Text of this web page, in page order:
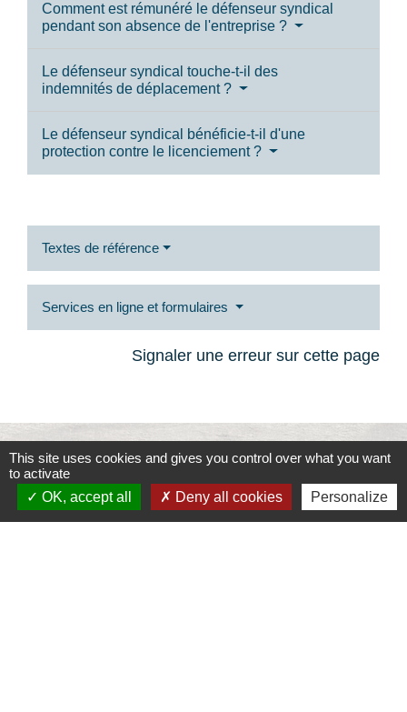
Comment est rémunéré le défenseur syndical
pendant son absence de l'entreprise ?
Le défenseur syndical touche-t-il des
indemnités de déplacement ?
Le défenseur syndical bénéficie-t-il d'une
protection contre le licenciement ?
Textes de référence
Services en ligne et formulaires
Signaler une erreur sur cette page
Contacts
Commune de la Touche
67, route de Portes
This site uses cookies and gives you control over what you want
to activate
OK, accept all
Deny all cookies Personalize